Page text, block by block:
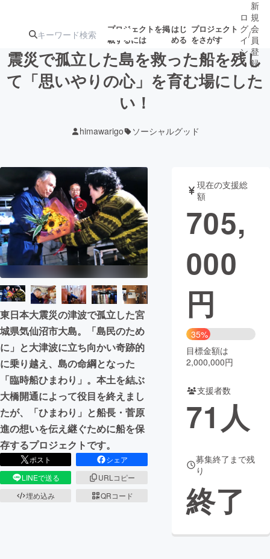
プロジェクトを掲
載するには
はじ
める
プロジェクト
をさがす
注目の新着プロ
テクノロジー・ガジェット
映像・映画 書籍・雑誌
ビジネス・起業 チャレンジ
まちづくり・地域活性化
CAMPFIRE for Social Good
CAMPFIRE Creation
CAMPFIREふるさと納税machi-ya コミュニティ
ロ
グ
イ
ン
/
新
規
会
員
登
録
震災で孤立した島を救った船を残し
て「思いやりの心」を育む場にした
い！
himawarigo ソーシャルグッド
東日本大震災の津波で孤立した宮
城県気仙沼市大島。「島民のため
に」と大津波に立ち向かい奇跡的
に乗り越え、島の命綱となった
「臨時船ひまわり」。本土を結ぶ
大橋開通によって役目を終えまし
たが、「ひまわり」と船長・菅原
進の想いを伝え継ぐために船を保
存するプロジェクトです。
ポスト
シェア
LINEで送る
URLコピー
埋め込み
QRコード
現在の支援総
額
705,
000
円
35%
目標金額は
2,000,000円
支援者数
71 人
募集終了まで残
り
終了